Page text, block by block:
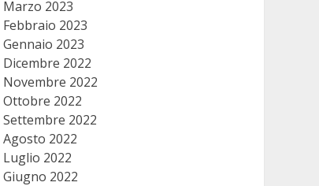
Marzo 2023
Febbraio 2023
Gennaio 2023
Dicembre 2022
Novembre 2022
Ottobre 2022
Settembre 2022
Agosto 2022
Luglio 2022
Giugno 2022